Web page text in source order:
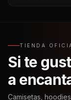
TIENDA
Si te
a
Camisetas,